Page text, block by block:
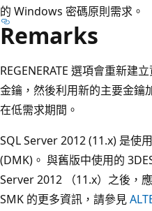
的 Windows 密碼原則需求。
Remarks
REGENERATE 選項會重新建
金鑰，然後利用新的主要金鑰
在低需求期間。
SQL Server 2012 (11.x) 是使
(DMK)。 與舊版中使用的
Server 2012 （11.x）之後，
SMK 的更多資訊，請參見